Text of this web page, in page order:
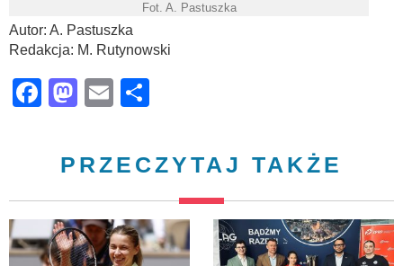
Fot. A. Pastuszka
Autor: A. Pastuszka
Redakcja: M. Rutynowski
Facebook
Mastodon
Email
PRZECZYTAJ TAKŻE